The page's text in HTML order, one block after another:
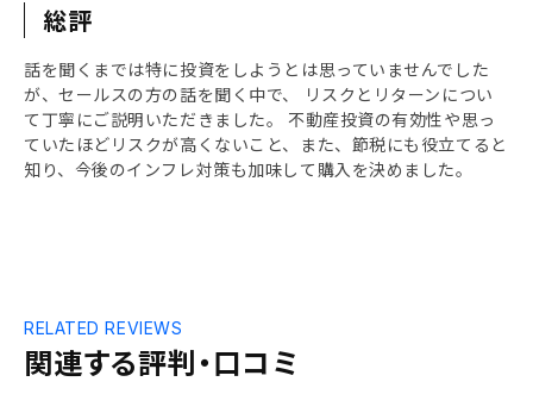
総評
話を聞くまでは特に投資をしようとは思っていませんでした
が、セールスの方の話を聞く中で、 リスクとリターンについ
て丁寧にご説明いただきました。 不動産投資の有効性や思っ
ていたほどリスクが高くないこと、また、節税にも役立てると
知り、今後のインフレ対策も加味して購入を決めました。
関連する評判・口コミ
RELATED REVIEWS